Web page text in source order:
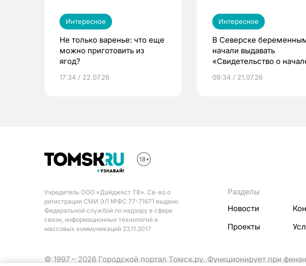
Интересное
Не только варенье: что еще
можно приготовить из
ягод?
17:34 / 22.07.26
Интересное
В Северске
начали выдавать
«Свидетельство о
09:34 / 21.07.26
Учредитель ООО «Дайджест ТВ». Св-во о
регистрации СМИ ЭЛ №ФС 77-71671 выдано
Федеральной службой по надзору в сфере
связи, информационных технологий и
массовых коммуникаций 23.11.2017
Разделы
Новости
Проекты
© 1997 – 2026 Городской портал Томск.ру. Функционирует при